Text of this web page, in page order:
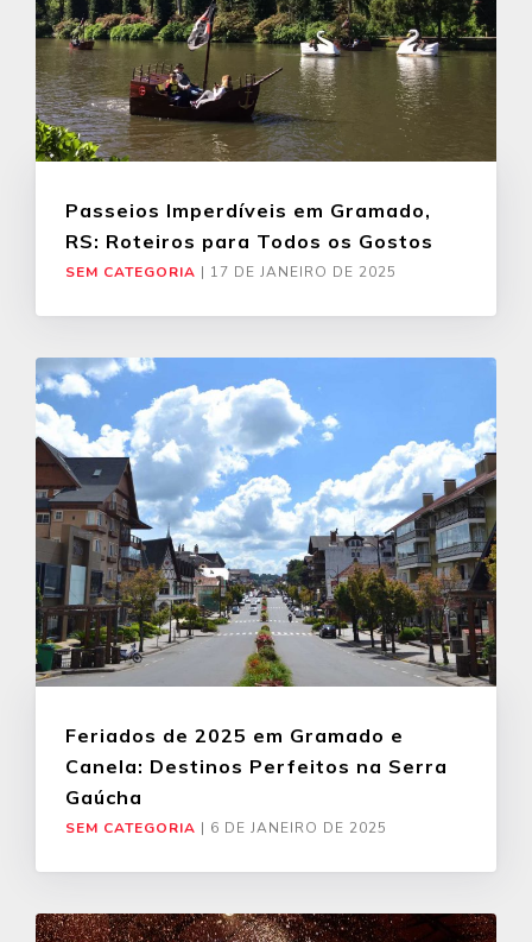
Passeios Imperdíveis em Gramado,
RS: Roteiros para Todos os Gostos
SEM CATEGORIA | 17 DE JANEIRO DE 2025
Feriados de 2025 em Gramado e
Canela: Destinos Perfeitos na Serra
Gaúcha
SEM CATEGORIA | 6 DE JANEIRO DE 2025